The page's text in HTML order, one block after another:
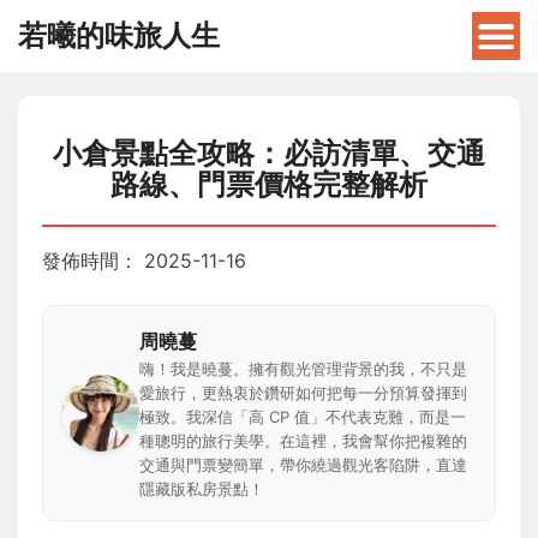
若曦的味旅人生
小倉景點全攻略：必訪清單、交通
路線、門票價格完整解析
發佈時間： 2025-11-16
周曉蔓
嗨！我是曉蔓。擁有觀光管理背景的我，不只是
愛旅行，更熱衷於鑽研如何把每一分預算發揮到
極致。我深信「高 CP 值」不代表克難，而是一
種聰明的旅行美學。在這裡，我會幫你把複雜的
交通與門票變簡單，帶你繞過觀光客陷阱，直達
隱藏版私房景點！